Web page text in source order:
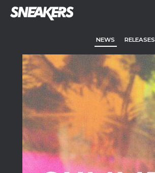
NEWS RELEASES